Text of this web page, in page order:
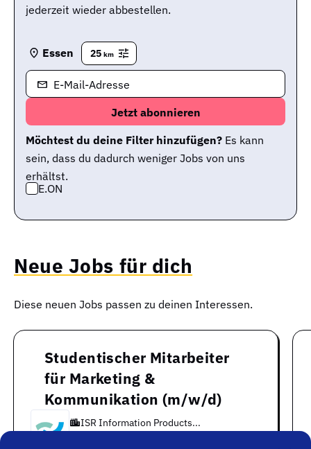
jederzeit wieder abbestellen.
Essen 25 km
E-Mail-Adresse
Möchtest du deine Filter hinzufügen? Es kann
sein, dass du dadurch weniger Jobs von uns
erhältst.
E.ON
Neue Jobs für dich
Diese neuen Jobs passen zu deinen Interessen.
Studentischer Mitarbeiter
für Marketing &
Kommunikation (m/w/d)
ISR Information Products...
Braunschweig